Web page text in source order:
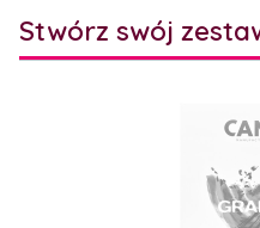
Stwórz swój